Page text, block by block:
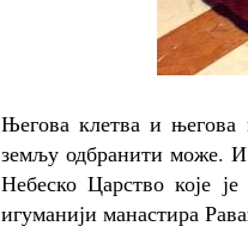
Његова клетва и његова
земљу одбранити може. И
Небеско Царство које
игуманији манастира